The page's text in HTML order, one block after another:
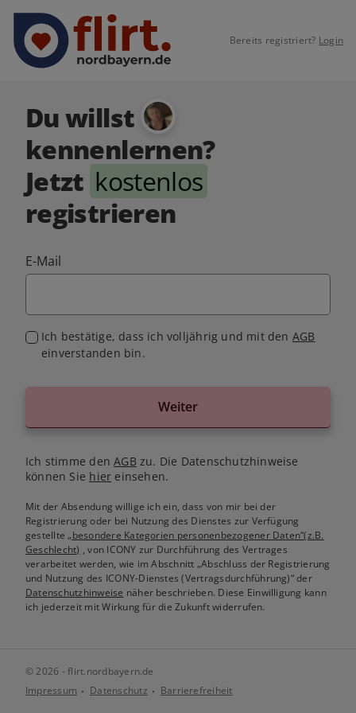
Bereits registriert? Login
Du willst
kennenlernen?
Jetzt kostenlos
registrieren
E-Mail
Ich bestätige, dass ich volljährig und mit den AGB
einverstanden bin.
Weiter
Ich stimme denAGB zu. Die Datenschutzhinweise
können Sie hier einsehen.
Mit der Absendung willige ich ein, dass von mir bei der
Registrierung oder bei Nutzung des Dienstes zur Verfügung
gestellte„besondere Kategorien personenbezogener Daten“(z.B.
Geschlecht) , von ICONY zur Durchführung des Vertrages
verarbeitet werden, wie im Abschnitt „Abschluss der Registrierung
und Nutzung des ICONY-Dienstes (Vertragsdurchführung)“ der
Datenschutzhinweise näher beschrieben. Diese Einwilligung kann
ich jederzeit mit Wirkung für die Zukunft widerrufen.
© 2026 - flirt.nordbayern.de
Impressum
Datenschutz Barrierefreiheit